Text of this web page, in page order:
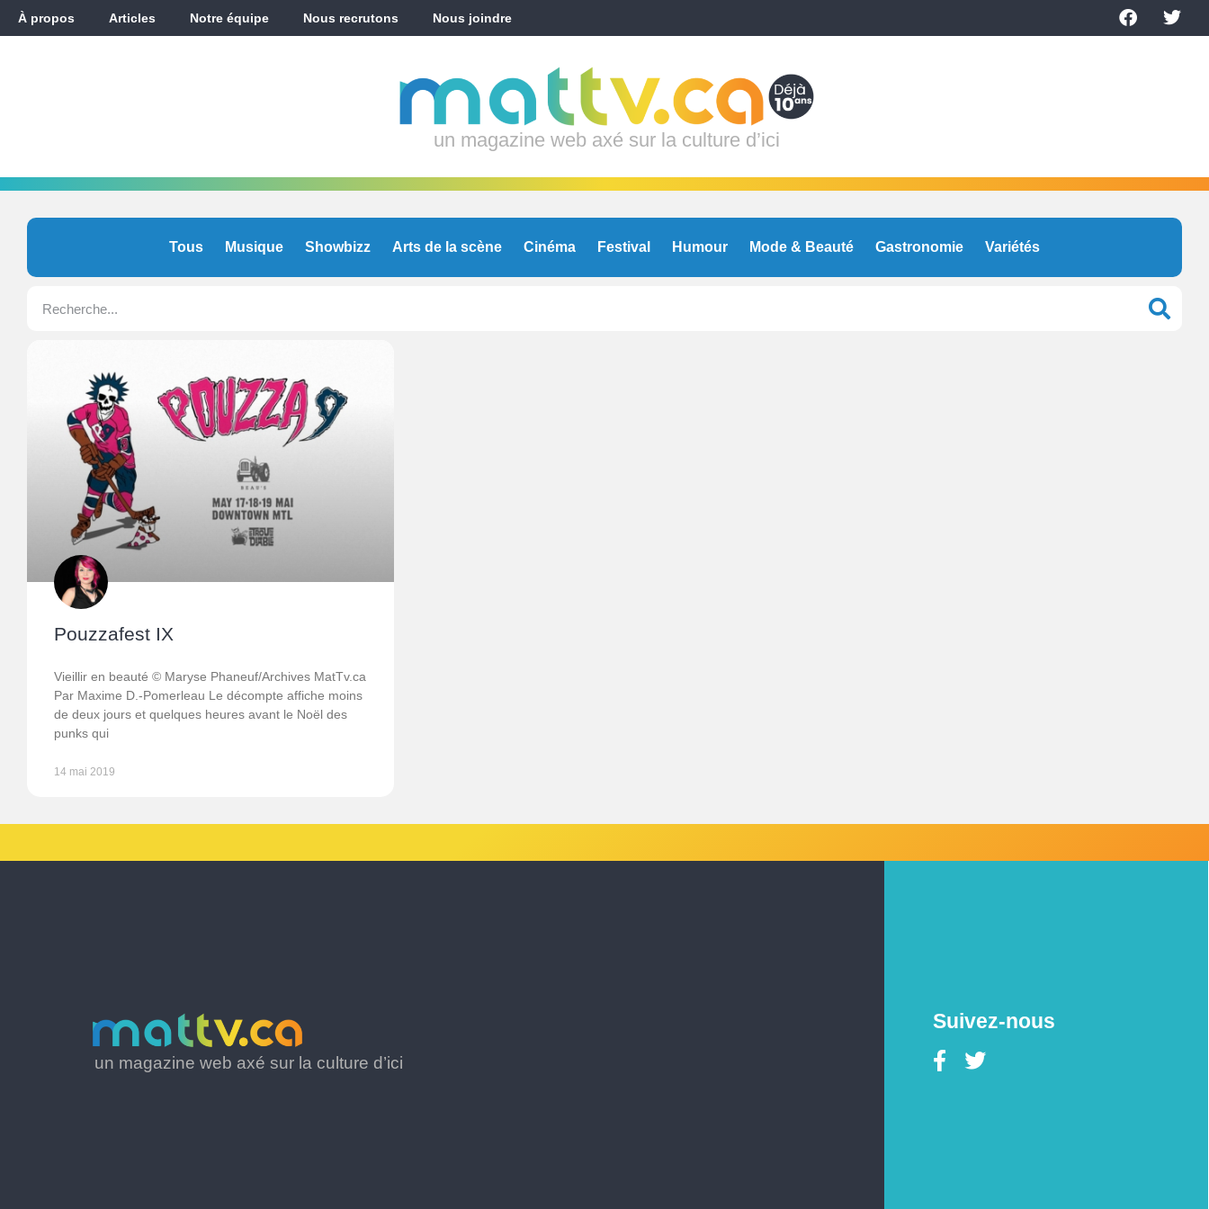
À propos Articles Notre équipe Nous recrutons Nous joindre
un magazine web axé sur la culture d’ici
Tous Musique Showbizz Arts de la scène Cinéma Festival Humour Mode & Beauté Gastronomie Variétés
Pouzzafest IX
Vieillir en beauté © Maryse Phaneuf/Archives MatTv.ca
Par Maxime D.-Pomerleau Le décompte affiche moins
de deux jours et quelques heures avant le Noël des
punks qui
14 mai 2019
un magazine web axé sur la culture d’ici
Suivez-nous